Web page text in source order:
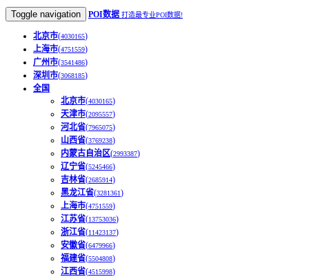
Toggle navigation POI数据 打造最专业POI数据!
北京市(4030165)
上海市(4751559)
广州市(3541486)
深圳市(3068185)
全国
北京市(4030165)
天津市(2095557)
河北省(7965075)
山西省(3769238)
内蒙古自治区(2993387)
辽宁省(5245466)
吉林省(2685914)
黑龙江省(3281361)
上海市(4751559)
江苏省(13753036)
浙江省(11423137)
安徽省(6479966)
福建省(5504808)
江西省(4515998)